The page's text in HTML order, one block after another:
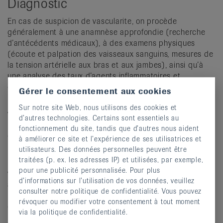
En cas de suspicion de vascularite, on procède
généralement à une anamnèse approfondie (recherche
d’antécédents médicaux), à des examens physiques
(écoute et palpation des vaisseaux sanguins, mesures de
la tension artérielle aux bras et aux jambes), ainsi qu’à
une analyse des taux d’agents inflammatoires et
d’anticorps dans le sang.
Une analyse d’urine est également effectuée afin de
vérifier la présence de globules rouges et de protéines.
Parfois, les techniques d’imagerie médicale (IRM, PET/CT,
échographie) fournissent aussi des données utiles à
l’établissement du diagnostic.
Une biopsie confirme souvent le diagnostic de
vascularite. Elle consiste à prélever des tissus et à les
analyser afin de détecter des signes d’inflammation. Les
biopsies de certaines artères (l’artère temporale, p. ex.)
ou des nerfs individuels (le nerf sural dans la jambe), de
la peau, des muscles, des reins ou des tissus pulmonaires
Gérer le consentement aux cookies
Sur notre site Web, nous utilisons des cookies et
d’autres technologies. Certains sont essentiels au
fonctionnement du site, tandis que d’autres nous aident
à améliorer ce site et l’expérience de ses utilisatrices et
utilisateurs. Des données personnelles peuvent être
traitées (p. ex. les adresses IP) et utilisées, par exemple,
pour une publicité personnalisée. Pour plus
d’informations sur l’utilisation de vos données, veuillez
consulter notre politique de confidentialité. Vous pouvez
révoquer ou modifier votre consentement à tout moment
via la politique de confidentialité.